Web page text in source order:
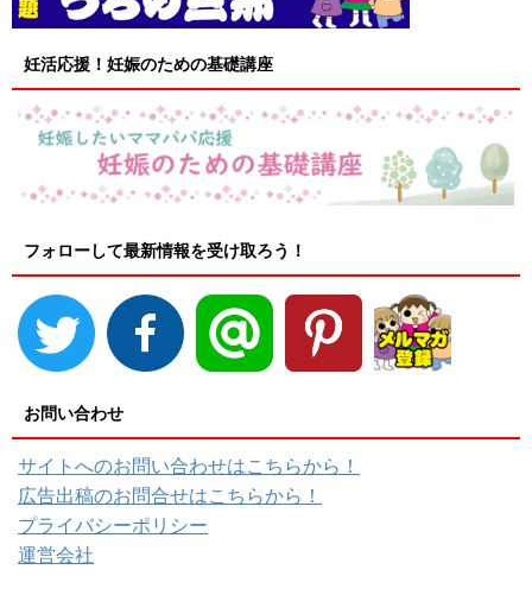
妊活応援！妊娠のための基礎講座
フォローして最新情報を受け取ろう！
お問い合わせ
サイトへのお問い合わせはこちらから！
広告出稿のお問合せはこちらから！
プライバシーポリシー
運営会社